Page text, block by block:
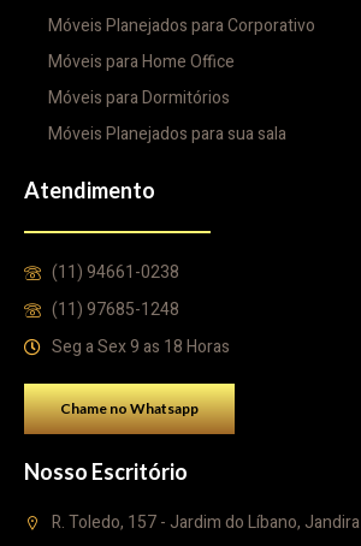
Móveis Planejados para Corporativo
Móveis para Home Office
Móveis para Dormitórios
Móveis Planejados para sua sala
Atendimento
(11) 94661-0238
(11) 97685-1248
Seg a Sex 9 as 18 Horas
Chame no Whatsapp
Nosso Escritório
R. Toledo, 157 - Jardim do Líbano, Jandira